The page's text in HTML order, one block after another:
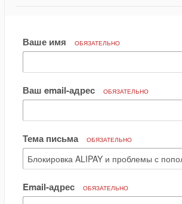
Ваше имя ОБЯЗАТЕЛЬНО
Ваш email-адрес ОБЯЗАТЕЛЬНО
Тема письма ОБЯЗАТЕЛЬНО
Email-адрес ОБЯЗАТЕЛЬНО